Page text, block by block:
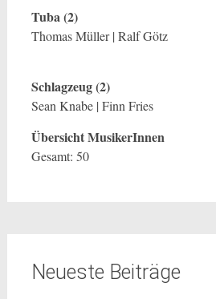
Tuba (2)
Thomas Müller | Ralf Götz
Schlagzeug (2)
Sean Knabe | Finn Fries
Übersicht MusikerInnen
Gesamt: 50
Neueste Beiträge